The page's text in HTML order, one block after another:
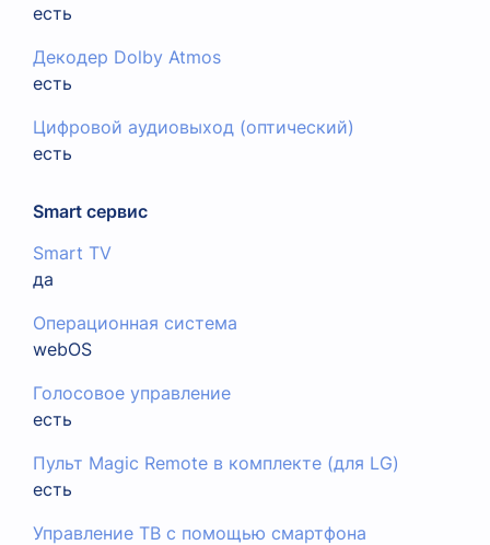
есть
Декодер Dolby Atmos
есть
Цифровой аудиовыход (оптический)
есть
Smart сервис
Smart TV
да
Операционная система
webOS
Голосовое управление
есть
Пульт Magic Remote в комплекте (для LG)
есть
Управление ТВ с помощью смартфона